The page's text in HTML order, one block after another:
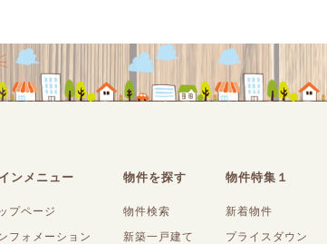
ンメニュー
プページ
フォメーション
物件を探す
物件検索
新築一戸建て
物件特集１
新着物件
プライスダウン